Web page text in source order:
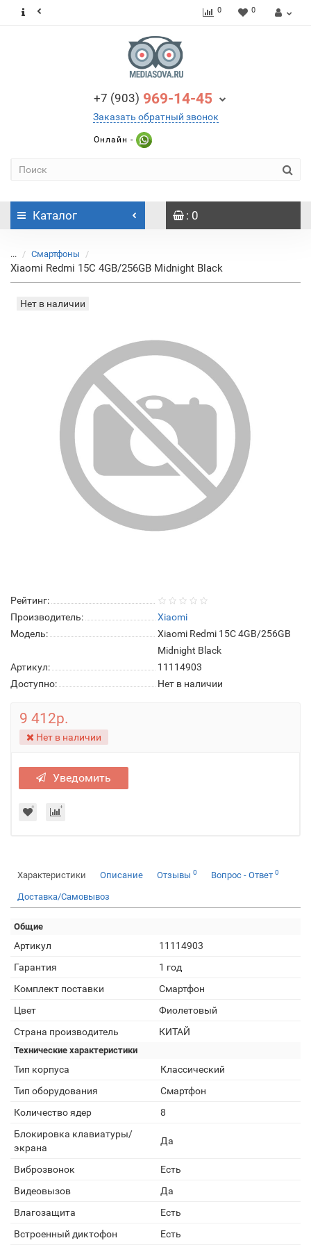
0 0
+7 (903) 969-14-45
Заказать обратный звонок
Онлайн -
Каталог : 0
... Смартфоны
Xiaomi Redmi 15C 4GB/256GB Midnight Black
Нет в наличии
Рейтинг:
Производитель:
Xiaomi
Модель:
Xiaomi Redmi 15C 4GB/256GB
Midnight Black
Артикул:
11114903
Доступно:
Нет в наличии
9 412р.
Нет в наличии
Уведомить
Характеристики Описание Отзывы 0 Вопрос - Ответ 0
Доставка/Самовывоз
Общие
Артикул
11114903
Гарантия
1 год
Комплект поставки
Смартфон
Цвет
Фиолетовый
Страна производитель
КИТАЙ
Технические характеристики
Тип корпуса
Классический
Тип оборудования
Смартфон
Количество ядер
8
Блокировка клавиатуры/
экрана
Да
Виброзвонок
Есть
Видеовызов
Да
Влагозащита
Есть
Встроенный диктофон
Есть